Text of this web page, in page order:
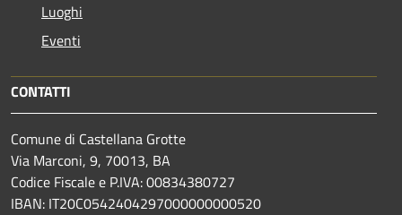
Luoghi
Eventi
CONTATTI
Comune di Castellana Grotte
Via Marconi, 9, 70013, BA
Codice Fiscale e P.IVA: 00834380727
IBAN: IT20C0542404297000000000520